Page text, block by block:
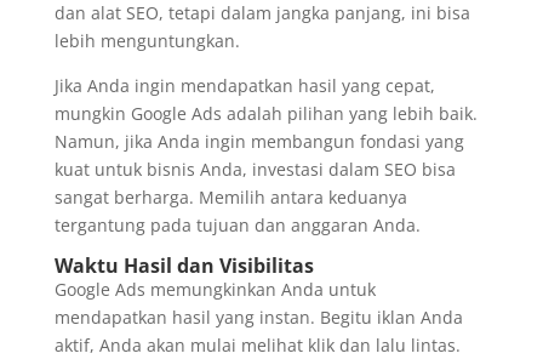
dan alat SEO, tetapi dalam jangka panjang, ini bisa
lebih menguntungkan.
Jika Anda ingin mendapatkan hasil yang cepat,
mungkin Google Ads adalah pilihan yang lebih baik.
Namun, jika Anda ingin membangun fondasi yang
kuat untuk bisnis Anda, investasi dalam SEO bisa
sangat berharga. Memilih antara keduanya
tergantung pada tujuan dan anggaran Anda.
Waktu Hasil dan Visibilitas
Google Ads memungkinkan Anda untuk
mendapatkan hasil yang instan. Begitu iklan Anda
aktif, Anda akan mulai melihat klik dan lalu lintas.